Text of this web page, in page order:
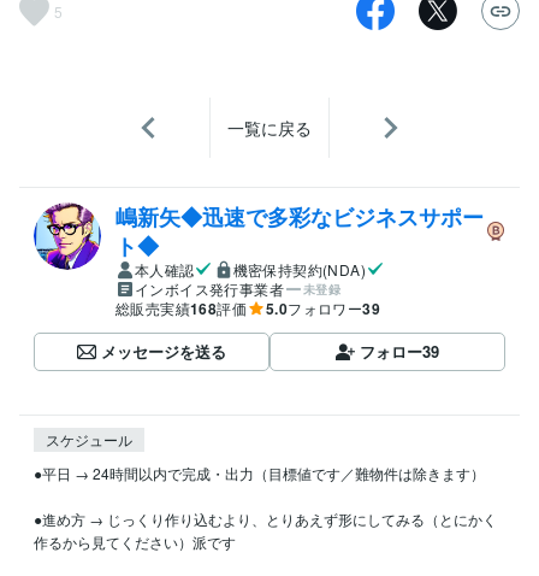
5
一覧に戻る
嶋新矢◆迅速で多彩なビジネスサポー
ト◆
本人確認
機密保持契約(NDA)
インボイス発行事業者
未登録
総販売実績168評価 5.0フォロワー39
メッセージを送る フォロー39
スケジュール
●平日 → 24時間以内で完成・出力（目標値です／難物件は除きます）
●進め方 → じっくり作り込むより、とりあえず形にしてみる（とにかく
作るから見てください）派です